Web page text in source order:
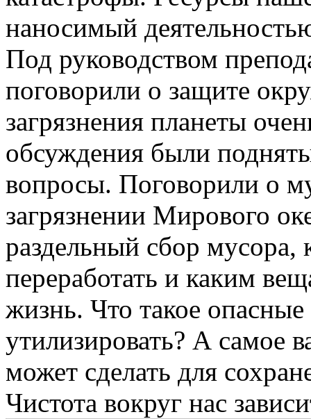
наносимый
Под руководством
поговорили о защите
загрязнения планеты
обсуждения были
вопросы. Поговорили о
загрязнении Мирового
раздельный сбор
переработать и каким
жизнь. Что такое
утилизировать? А самое
может сделать для
Чистота вокруг нас